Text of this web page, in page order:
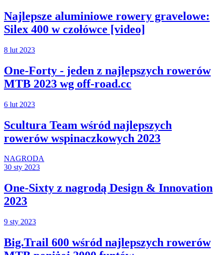
Najlepsze aluminiowe rowery gravelowe:
Silex 400 w czołówce [video]
8 lut 2023
One-Forty - jeden z najlepszych rowerów
MTB 2023 wg off-road.cc
6 lut 2023
Scultura Team wśród najlepszych
rowerów wspinaczkowych 2023
NAGRODA
30 sty 2023
One-Sixty z nagrodą Design & Innovation
2023
9 sty 2023
Big.Trail 600 wśród najlepszych rowerów